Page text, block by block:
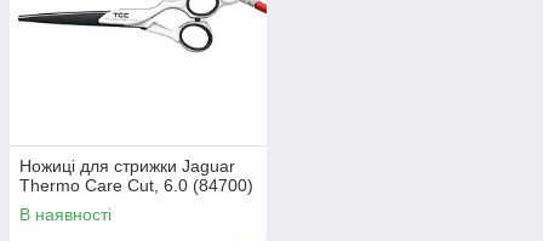
Ножиці для стрижки Jaguar
Thermo Care Cut, 6.0 (84700)
В наявності